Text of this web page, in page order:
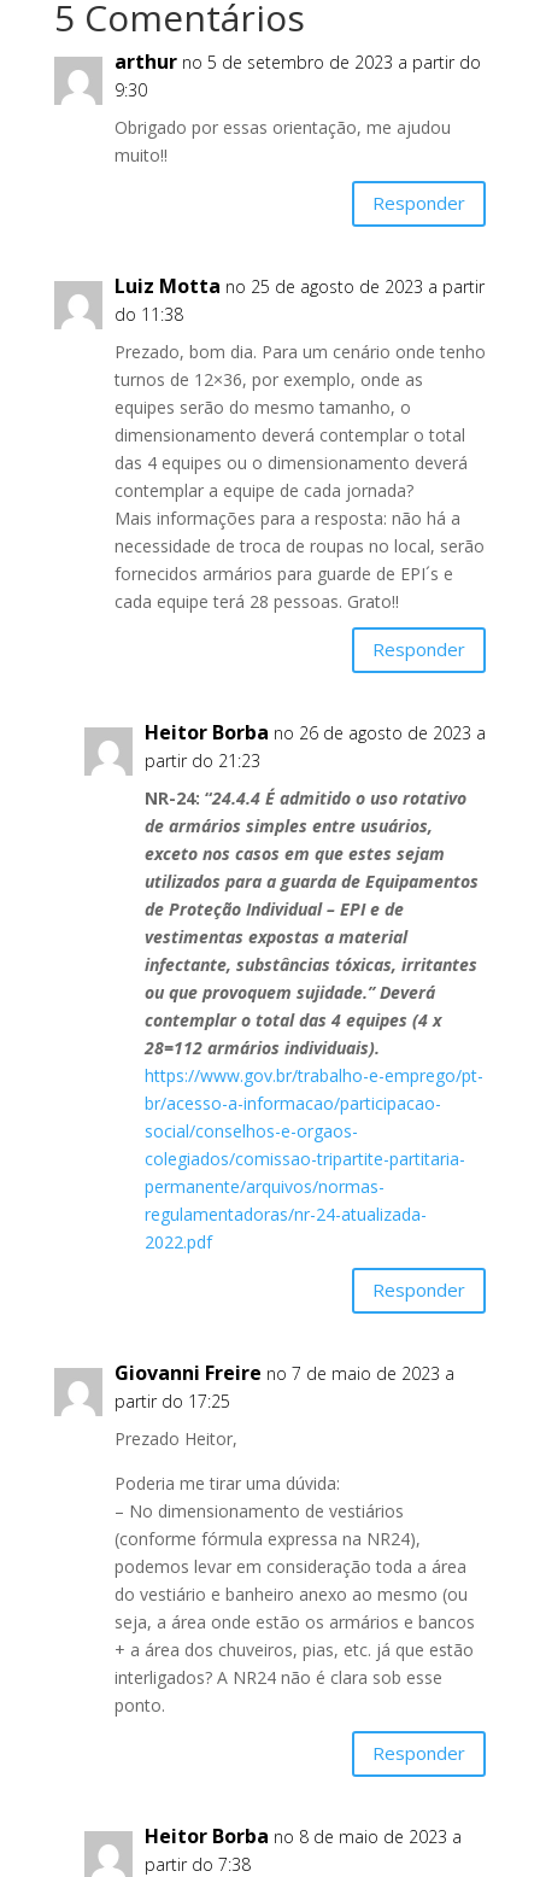
5 Comentários
arthur no 5 de setembro de 2023 a partir do
9:30
Obrigado por essas orientação, me ajudou
muito!!
Responder
Luiz Motta no 25 de agosto de 2023 a partir
do 11:38
Prezado, bom dia. Para um cenário onde tenho
turnos de 12×36, por exemplo, onde as
equipes serão do mesmo tamanho, o
dimensionamento deverá contemplar o total
das 4 equipes ou o dimensionamento deverá
contemplar a equipe de cada jornada?
Mais informações para a resposta: não há a
necessidade de troca de roupas no local, serão
fornecidos armários para guarde de EPI´s e
cada equipe terá 28 pessoas. Grato!!
Responder
Heitor Borba no 26 de agosto de 2023 a
partir do 21:23
NR-24: “24.4.4 É admitido o uso rotativo
de armários simples entre usuários,
exceto nos casos em que estes sejam
utilizados para a guarda de Equipamentos
de Proteção Individual – EPI e de
vestimentas expostas a material
infectante, substâncias tóxicas, irritantes
ou que provoquem sujidade.” Deverá
contemplar o total das 4 equipes (4 x
28=112 armários individuais).
https://www.gov.br/trabalho-e-emprego/pt-
br/acesso-a-informacao/participacao-
social/conselhos-e-orgaos-
colegiados/comissao-tripartite-partitaria-
permanente/arquivos/normas-
regulamentadoras/nr-24-atualizada-
2022.pdf
Responder
Giovanni Freire no 7 de maio de 2023 a
partir do 17:25
Prezado Heitor,
Poderia me tirar uma dúvida:
– No dimensionamento de vestiários
(conforme fórmula expressa na NR24),
podemos levar em consideração toda a área
do vestiário e banheiro anexo ao mesmo (ou
seja, a área onde estão os armários e bancos
+ a área dos chuveiros, pias, etc. já que estão
interligados? A NR24 não é clara sob esse
ponto.
Responder
Heitor Borba no 8 de maio de 2023 a
partir do 7:38